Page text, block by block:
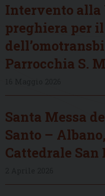
Intervento alla
preghiera per
Parrocchia S.
Santa Messa
Santo –
Cattedrale San